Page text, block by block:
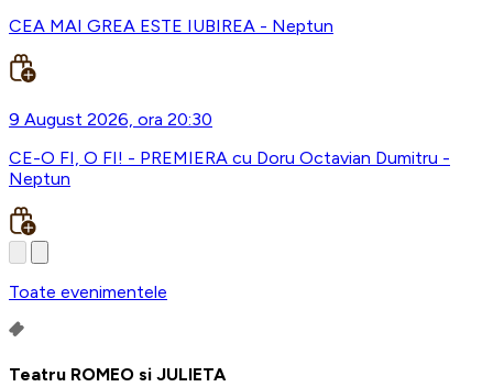
CEA MAI GREA ESTE IUBIREA - Neptun
9 August 2026, ora 20:30
CE-O FI, O FI! - PREMIERA cu Doru Octavian Dumitru -
Neptun
Toate evenimentele
Teatru ROMEO si JULIETA